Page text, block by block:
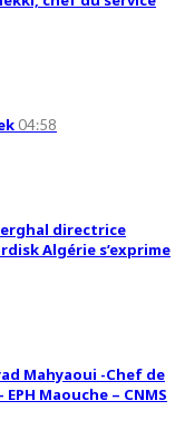
04:58
directrice
Algérie s’exprime
Mahyaoui -Chef de
Maouche – CNMS